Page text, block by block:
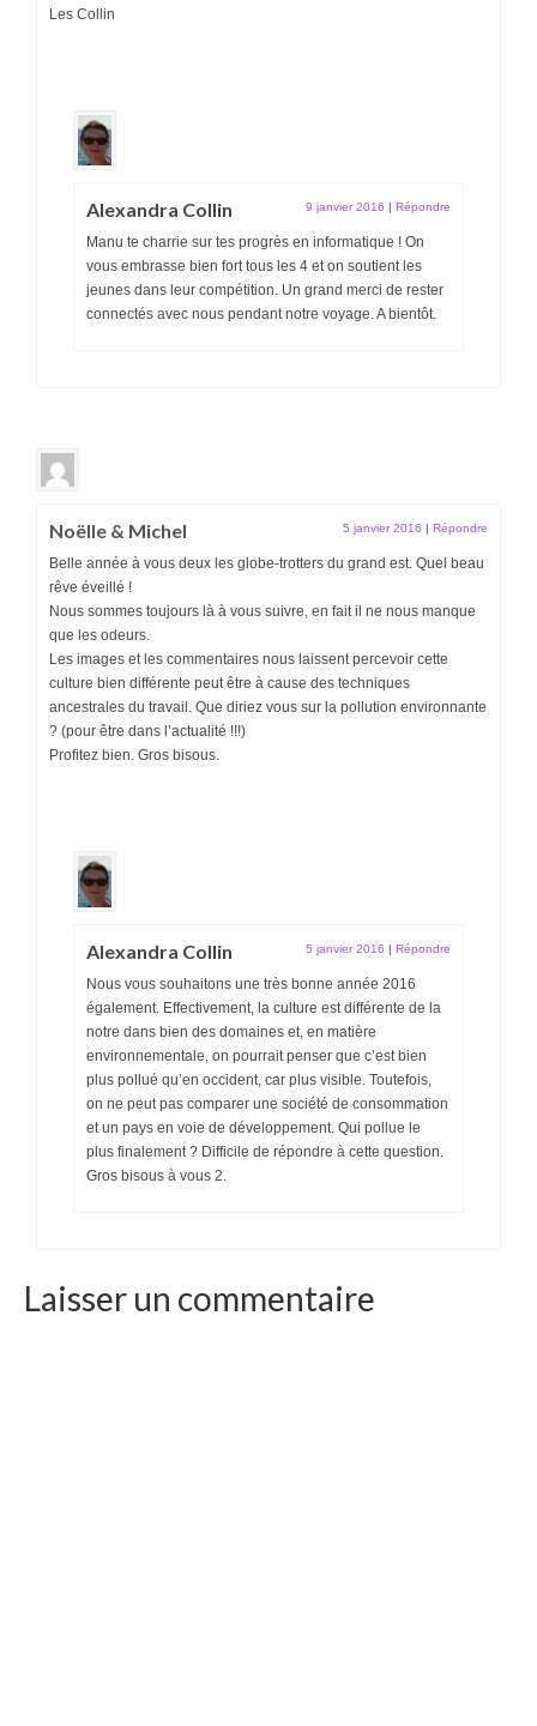
Les Collin
Alexandra Collin 9 janvier 2016 | Répondre
Manu te charrie sur tes progrès en informatique ! On
vous embrasse bien fort tous les 4 et on soutient les
jeunes dans leur compétition. Un grand merci de rester
connectés avec nous pendant notre voyage. A bientôt.
Noëlle & Michel 5 janvier 2016 | Répondre
Belle année à vous deux les globe-trotters du grand est. Quel beau
rêve éveillé !
Nous sommes toujours là à vous suivre, en fait il ne nous manque
que les odeurs.
Les images et les commentaires nous laissent percevoir cette
culture bien différente peut être à cause des techniques
ancestrales du travail. Que diriez vous sur la pollution environnante
? (pour être dans l’actualité !!!)
Profitez bien. Gros bisous.
Alexandra Collin 5 janvier 2016 | Répondre
Nous vous souhaitons une très bonne année 2016
également. Effectivement, la culture est différente de la
notre dans bien des domaines et, en matière
environnementale, on pourrait penser que c’est bien
plus pollué qu’en occident, car plus visible. Toutefois,
on ne peut pas comparer une société de consommation
et un pays en voie de développement. Qui pollue le
plus finalement ? Difficile de répondre à cette question.
Gros bisous à vous 2.
Laisser un commentaire